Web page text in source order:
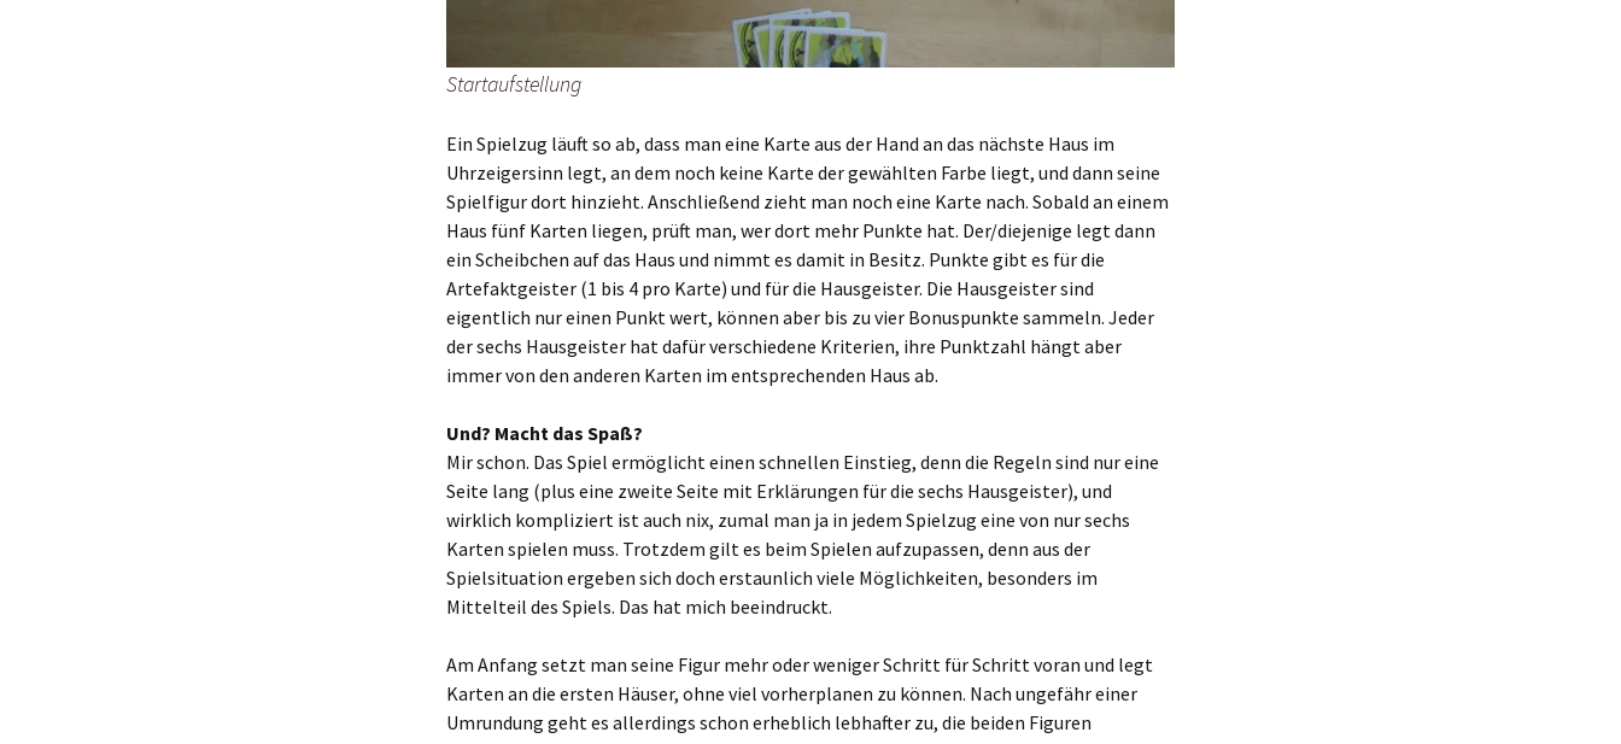
Startaufstellung
Ein Spielzug läuft so ab, dass man eine Karte aus der Hand an das nächste Haus im
Uhrzeigersinn legt, an dem noch keine Karte der gewählten Farbe liegt, und dann seine
Spielfigur dort hinzieht. Anschließend zieht man noch eine Karte nach. Sobald an einem
Haus fünf Karten liegen, prüft man, wer dort mehr Punkte hat. Der/diejenige legt dann
ein Scheibchen auf das Haus und nimmt es damit in Besitz. Punkte gibt es für die
Artefaktgeister (1 bis 4 pro Karte) und für die Hausgeister. Die Hausgeister sind
eigentlich nur einen Punkt wert, können aber bis zu vier Bonuspunkte sammeln. Jeder
der sechs Hausgeister hat dafür verschiedene Kriterien, ihre Punktzahl hängt aber
immer von den anderen Karten im entsprechenden Haus ab.
Und? Macht das Spaß?
Mir schon. Das Spiel ermöglicht einen schnellen Einstieg, denn die Regeln sind nur eine
Seite lang (plus eine zweite Seite mit Erklärungen für die sechs Hausgeister), und
wirklich kompliziert ist auch nix, zumal man ja in jedem Spielzug eine von nur sechs
Karten spielen muss. Trotzdem gilt es beim Spielen aufzupassen, denn aus der
Spielsituation ergeben sich doch erstaunlich viele Möglichkeiten, besonders im
Mittelteil des Spiels. Das hat mich beeindruckt.
Am Anfang setzt man seine Figur mehr oder weniger Schritt für Schritt voran und legt
Karten an die ersten Häuser, ohne viel vorherplanen zu können. Nach ungefähr einer
Umrundung geht es allerdings schon erheblich lebhafter zu, die beiden Figuren